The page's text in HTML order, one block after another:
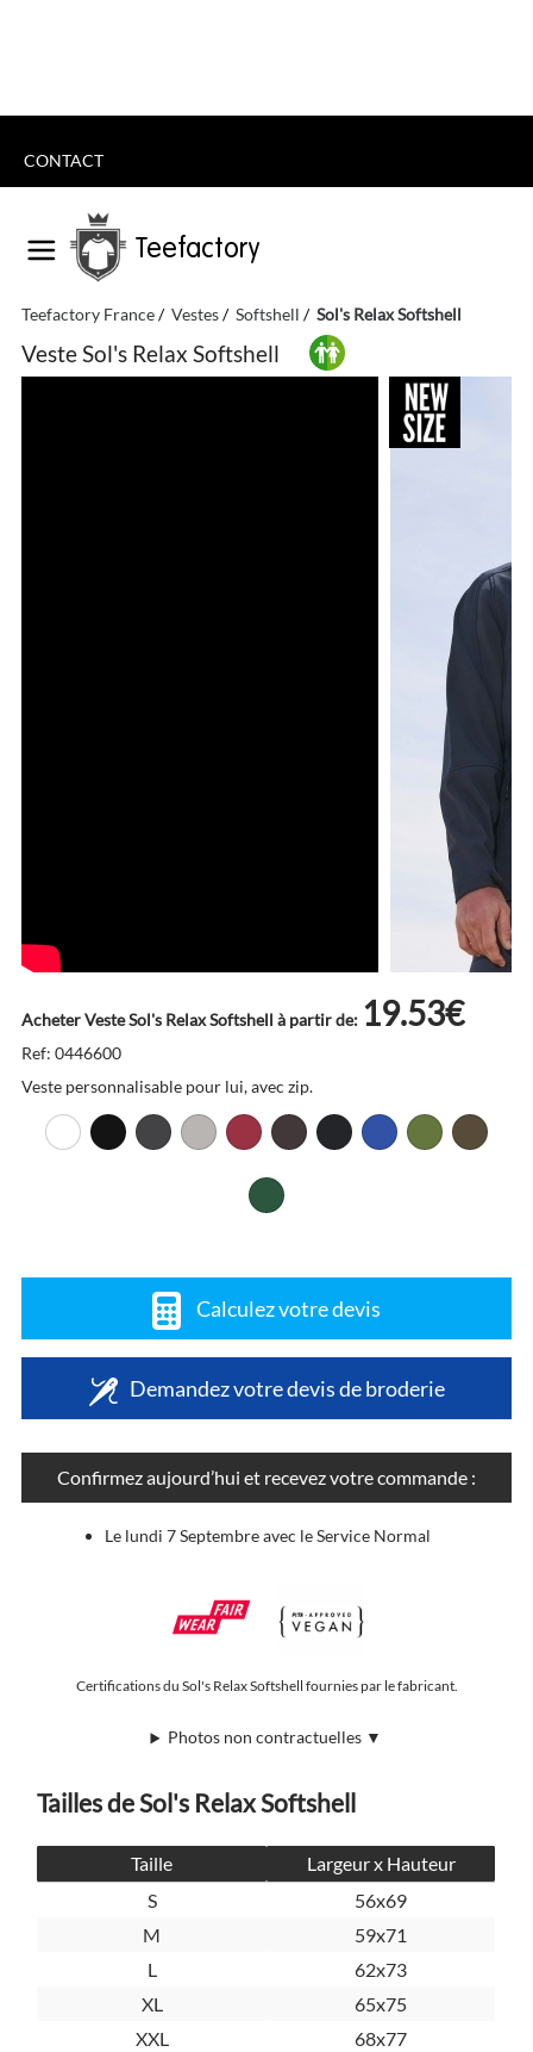
CONTACT
Teefactory
Teefactory France Vestes Softshell Sol's Relax Softshell
Veste Sol's Relax Softshell
Acheter Veste Sol's Relax Softshell à partir de: 19.53€
Ref: 0446600
Veste personnalisable pour lui, avec zip.
Calculez votre devis
Demandez votre devis de broderie
Confirmez aujourd’hui et recevez votre commande :
Le lundi 7 Septembre avec le Service Normal
Certifications du Sol's Relax Softshell fournies par le fabricant.
Photos non contractuelles ▼
Tailles de Sol's Relax Softshell
Taille
Largeur x Hauteur
S
56x69
M
59x71
L
62x73
XL
65x75
XXL
68x77